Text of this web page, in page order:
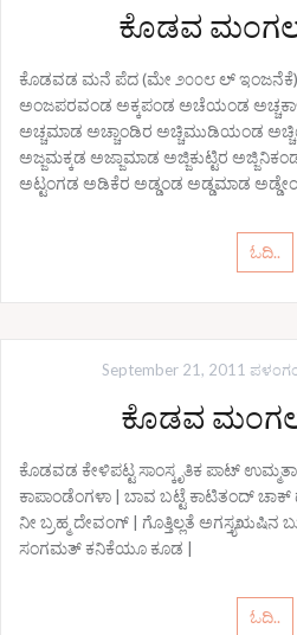
ಕೊಡವ ಮಂಗಲ
ಕೊಡವಡ ಮನೆ ಪೆದ (ಮೇ ೨೦೦೮ ಲ್
ಅಂಜಪರವಂಡ ಅಕ್ಕಪಂಡ ಅಚೆಯಂಡ
ಅಚ್ಚಮಾಡ ಅಚ್ಚಾಂಡಿರ ಅಚ್ಚಿಮುಡಿಯಂಡ
ಅಜ್ಜಮಕ್ಕಡ ಅಜ್ಜಾಮಾಡ ಅಜ್ಜಿಕುಟ್ಟಿರ
ಅಟ್ಟಂಗಡ ಅಡಿಕೆರ ಅಡ್ಡಂಡ ಅಡ್ಡಮಾಡ
ಓದಿ..
September 21, 2011
ಕೊಡವ ಮಂಗಲ
ಕೊಡವಡ ಕೇಳಿಪಟ್ಟ ಸಾಂಸ್ಕೃತಿಕ ಪಾಟ್
ಕಾಪಾಂಡೆಂಗಳಾ | ಬಾವ ಬಟ್ಟೆ ಕಾಟಿತಂದ್
ನೀ ಬ್ರಹ್ಮ ದೇವಂಗ್ | ಗೊತ್ತಿಲ್ಲತೆ
ಸಂಗಮತ್ ಕನಿಕೆಯೂ ಕೂಡ |
ಓದಿ..